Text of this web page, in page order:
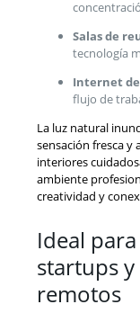
Salas de
tecnología
Internet
flujo de
La luz natural
sensación fresca y
interiores
ambiente
creatividad y
Ideal
startups
remotos